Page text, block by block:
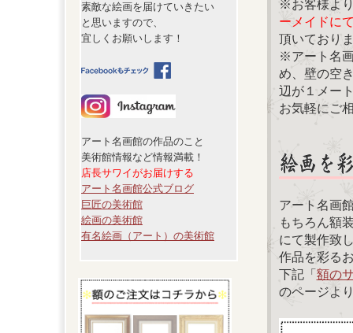
素敵な絵画を届けていきたい
と思いますので、
宜しくお願いします！
アート名画館の作品のこと
美術館情報など情報満載！
店長サワイがお届けする
アート名画館公式ブログ
巨匠の美術館
絵画の美術館
有名絵画（アート）の美術館
※お客様よ
ーメイドに
頂いており
※アート名
め、壁の空
辺が１メー
お気軽にご
アート名画
もちろん額
にて製作致
作品を彩る
下記「額の
のページよ